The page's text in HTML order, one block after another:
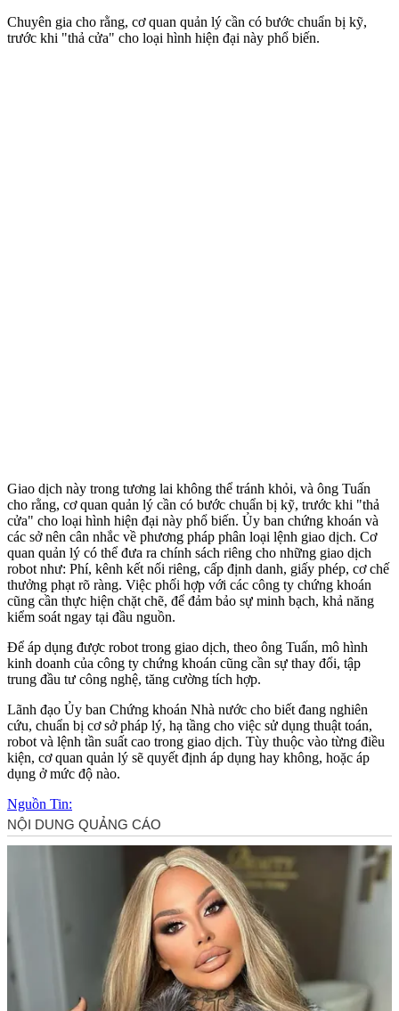
Chuyên gia cho rằng, cơ quan quản lý cần có bước chuẩn bị kỹ,
trước khi "thả cửa" cho loại hình hiện đại này phổ biến.
Giao dịch này trong tương lai không thể tránh khỏi, và ông Tuấn
cho rằng, cơ quan quản lý cần có bước chuẩn bị kỹ, trước khi "thả
cửa" cho loại hình hiện đại này phổ biến. Ủy ban chứng khoán và
các sở nên cân nhắc về phương pháp phân loại lệnh giao dịch. Cơ
quan quản lý có thể đưa ra chính sách riêng cho những giao dịch
robot như: Phí, kênh kết nối riêng, cấp định danh, giấy phép, cơ chế
thưởng phạt rõ ràng. Việc phối hợp với các công ty chứng khoán
cũng cần thực hiện chặt chẽ, để đảm bảo sự minh bạch, khả năng
kiểm soát ngay tại đầu nguồn.
Để áp dụng được robot trong giao dịch, theo ông Tuấn, mô hình
kinh doanh của công ty chứng khoán cũng cần sự thay đổi, tập
trung đầu tư công nghệ, tăng cường tích hợp.
Lãnh đạo Ủy ban Chứng khoán Nhà nước cho biết đang nghiên
cứu, chuẩn bị cơ sở pháp lý, hạ tầng cho việc sử dụng thuật toán,
robot và lệnh tần suất cao trong giao dịch. Tùy thuộc vào từng điều
kiện, cơ quan quản lý sẽ quyết định áp dụng hay không, hoặc áp
dụng ở mức độ nào.
Nguồn Tin: